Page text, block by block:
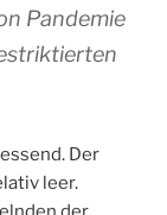
Pandemie
Der
leer.